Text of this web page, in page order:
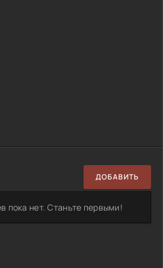
ДОБАВИТЬ
пока нет. Станьте первыми!